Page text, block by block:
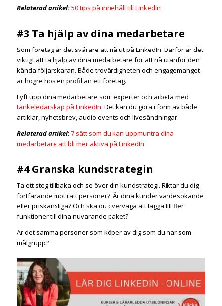
Relaterad artikel:50 tips på innehåll till LinkedIn
#3 Ta hjälp av dina medarbetare
Som företag är det svårare att nå ut på LinkedIn. Därför är det
viktigt att ta hjälp av dina medarbetare för att nå utanför den
kända följarskaran. Både trovärdigheten och engagemanget
är högre hos en profil än ett företag.
Lyft upp dina medarbetare som experter och arbeta med
tankeledarskap på LinkedIn. Det kan du göra i form av både
artiklar, nyhetsbrev, audio events och livesändningar.
Relaterad artikel: 7 sätt som du kan uppmuntra dina
medarbetare att bli mer aktiva på LinkedIn
#4 Granska kundstrategin
Ta ett steg tillbaka och se över din kundstrategi. Riktar du dig
fortfarande mot rätt personer? Är dina kunder värdesökande
eller priskänsliga? Och ska du överväga att lägga till fler
funktioner till dina nuvarande paket?
Är det samma personer som köper av dig som du har som
målgrupp?